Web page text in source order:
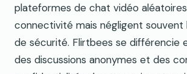
plateformes de chat vidéo
connectivité mais négligent souvent
de sécurité. Flirtbees se différencie
des discussions anonymes et des